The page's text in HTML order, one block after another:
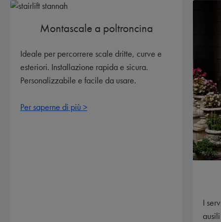
Montascale a poltroncina
Ideale per percorrere scale dritte, curve e
esteriori. Installazione rapida e sicura.
Personalizzabile e facile da usare.
Per saperne di più >
I